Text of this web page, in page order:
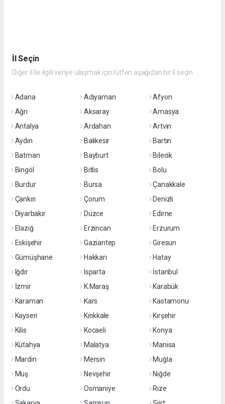
İl Seçin
Diğer il ile ilgili veriye ulaşmak için lütfen aşağıdan bir il seçin
Adana Adıyaman
Afyon
Ağrı
Aksaray
Amasya
Antalya
Ardahan
Artvin
Aydın
Balıkesir
Bartın
Batman
Bayburt
Bilecik
Bingöl
Bitlis
Bolu
Burdur
Bursa
Çanakkale
Çankırı
Çorum
Denizli
Diyarbakır
Düzce
Edirne
Elazığ
Erzincan
Erzurum
Eskişehir
Gaziantep
Giresun
Gümüşhane
Hakkari
Hatay
Iğdır
Isparta
İstanbul
İzmir
K.Maraş
Karabük
Karaman
Kars
Kastamonu
Kayseri
Kırıkkale
Kırşehir
Kilis
Kocaeli
Konya
Kütahya
Malatya
Manisa
Mardin
Mersin
Muğla
Muş
Nevşehir
Niğde
Ordu
Osmaniye
Rize